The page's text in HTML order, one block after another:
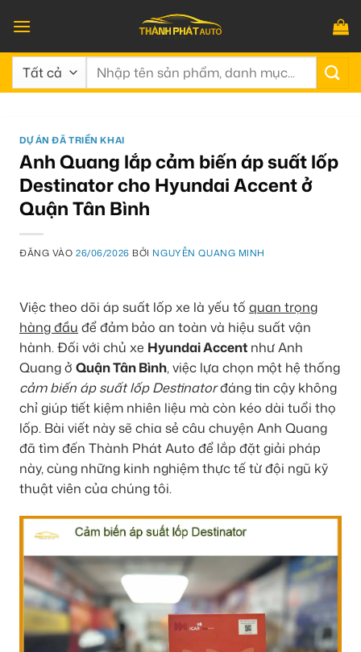
qua
nội
dung
Tìm
DỰ ÁN ĐÃ TRIỂN KHAI
Anh Quang lắp cảm biến áp suất lốp
Destinator cho Hyundai Accent ở
Quận Tân Bình
ĐĂNG VÀO26/06/2026 BỞI NGUYỄN QUANG MINH
Việc theo dõi áp suất lốp xe là yếu tố quan trọng
hàng đầu để đảm bảo an toàn và hiệu suất vận
hành. Đối với chủ xe Hyundai Accent như Anh
Quang ở Quận Tân Bình, việc lựa chọn một hệ thống
cảm biến áp suất lốp Destinatorđáng tin cậy không
chỉ giúp tiết kiệm nhiên liệu mà còn kéo dài tuổi thọ
lốp. Bài viết này sẽ chia sẻ câu chuyện Anh Quang
đã tìm đến Thành Phát Auto để lắp đặt giải pháp
này, cùng những kinh nghiệm thực tế từ đội ngũ kỹ
thuật viên của chúng tôi.